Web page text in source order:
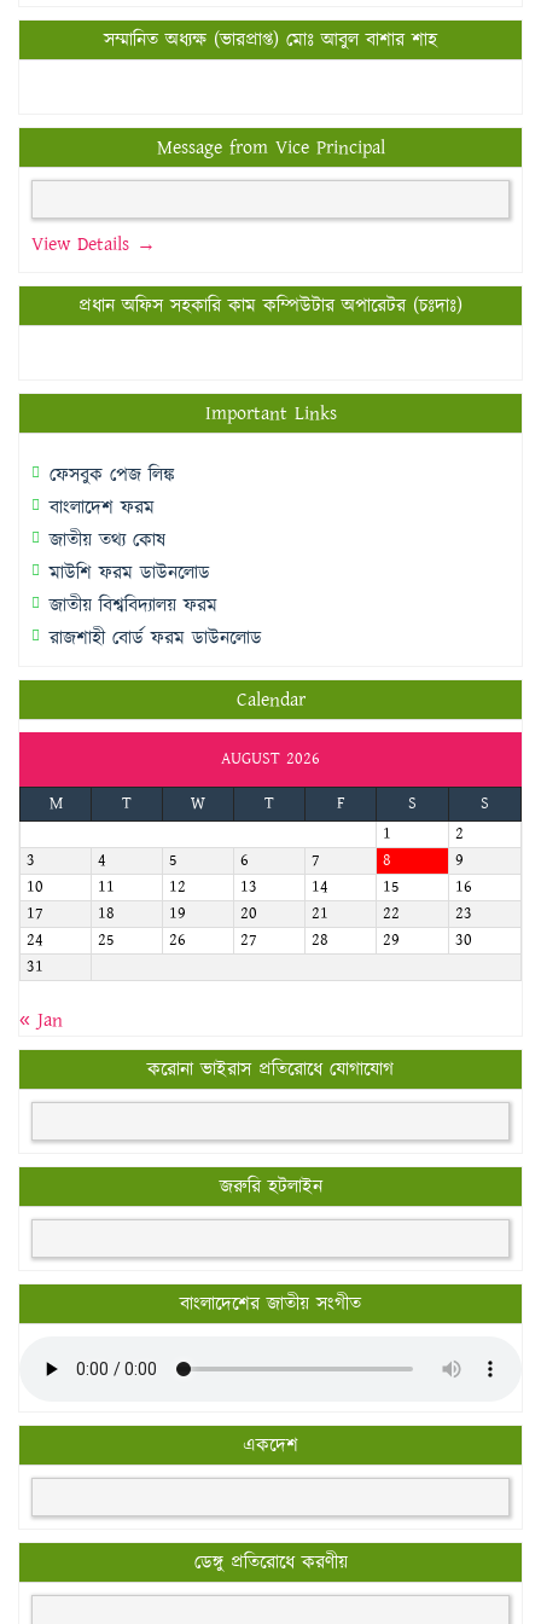
সম্মানিত অধ্যক্ষ (ভারপ্রাপ্ত) মোঃ আবুল বাশার শাহ
Message from Vice Principal
View Details →
প্রধান অফিস সহকারি কাম কম্পিউটার অপারেটর (চঃদাঃ)
Important Links
ফেসবুক পেজ লিঙ্ক
বাংলাদেশ ফরম
জাতীয় তথ্য কোষ
মাউশি ফরম ডাউনলোড
জাতীয় বিশ্ববিদ্যালয় ফরম
রাজশাহী বোর্ড ফরম ডাউনলোড
Calendar
AUGUST 2026
M
T W T F S
S
1
2
3
4 5 6 7 8
9
10
11 12 13 14 15
16
17
18 19 20 21 22
23
24
25 26 27 28 29
30
31
« Jan
করোনা ভাইরাস প্রতিরোধে যোগাযোগ
জরুরি হটলাইন
বাংলাদেশের জাতীয় সংগীত
একদেশ
ডেঙ্গু প্রতিরোধে করণীয়